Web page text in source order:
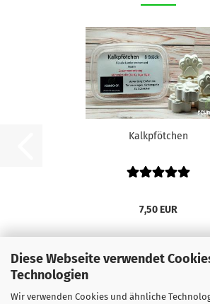
Diese Webseite verwendet
Technologien
Wir verwenden Cookies und ähnliche
Kalkpfötchen
7,50 EUR